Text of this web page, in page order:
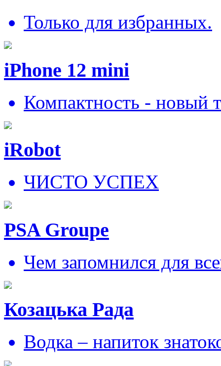
Только для избранных.
iPhone 12 mini
Компактность - новый
iRobot
ЧИСТО УСПЕХ
PSA Groupe
Чем запомнился для
Козацька Рада
Водка – напиток